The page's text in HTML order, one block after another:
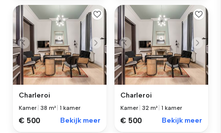
Charleroi
Kamer |38 m² |1 kamer
€ 500 Bekijk meer
Charleroi
Kamer |32 m² |1 kamer
€ 500 Bekijk meer